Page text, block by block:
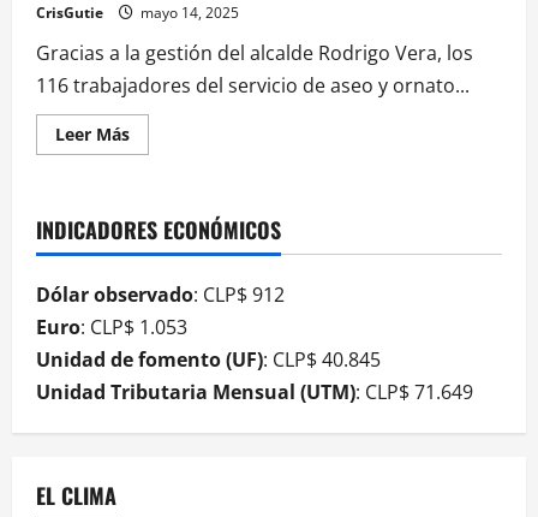
CrisGutie mayo 14, 2025
Gracias a la gestión del alcalde Rodrigo Vera, los
116 trabajadores del servicio de aseo y ornato...
Leer Más
INDICADORES ECONÓMICOS
Dólar observado: CLP$ 912
Euro: CLP$ 1.053
Unidad de fomento (UF): CLP$ 40.845
Unidad Tributaria Mensual (UTM): CLP$ 71.649
EL CLIMA